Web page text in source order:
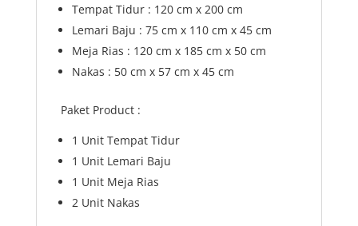
Tempat Tidur : 120 cm x 200 cm
Lemari Baju : 75 cm x 110 cm x 45 cm
Meja Rias : 120 cm x 185 cm x 50 cm
Nakas : 50 cm x 57 cm x 45 cm
Paket Product :
1 Unit Tempat Tidur
1 Unit Lemari Baju
1 Unit Meja Rias
2 Unit Nakas